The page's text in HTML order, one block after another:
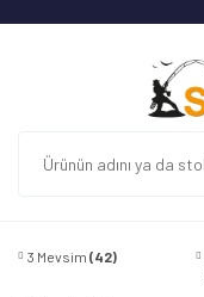
3 Mevsim (42)